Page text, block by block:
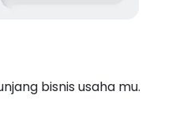
bisnis usaha mu.